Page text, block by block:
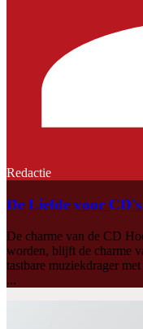
Redactie
De Liefde voor CD's
De charme van de CD
worden, blijft de charme
tastbare muziekdrager
...